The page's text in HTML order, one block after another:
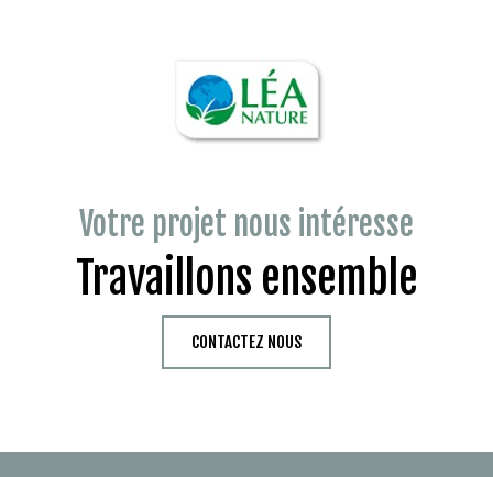
Votre projet nous intéresse
Travaillons ensemble
CONTACTEZ NOUS